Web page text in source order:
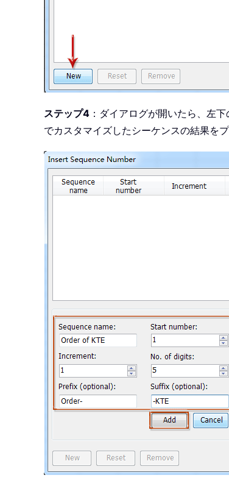
ステップ4 ：ダイアログが開いたら、左
でカスタマイズしたシーケンスの結果を